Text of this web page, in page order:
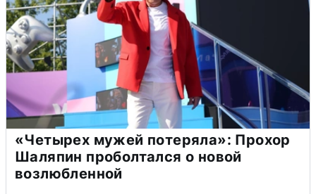
«Четырех мужей потеряла»: Прохор
Шаляпин проболтался о новой
возлюбленной